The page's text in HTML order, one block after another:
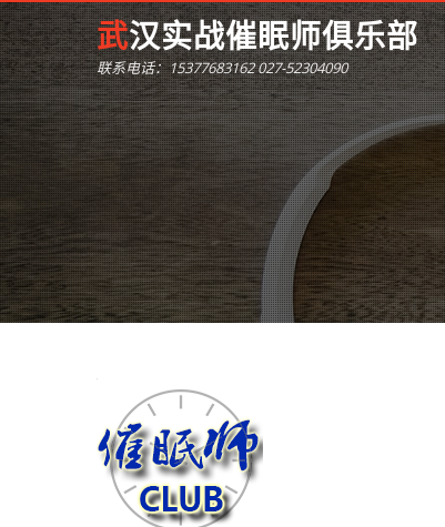
武汉实战催眠师俱乐部
联系电话：15377683162 027-52304090